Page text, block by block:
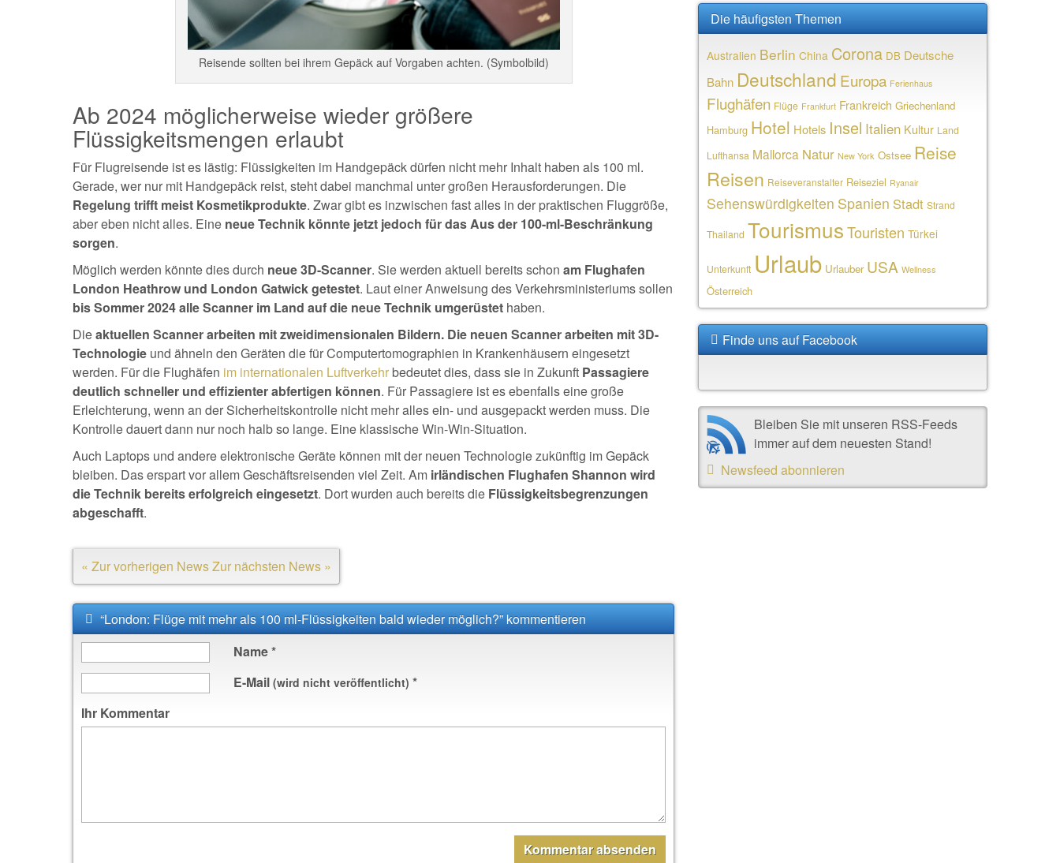
Reisende sollten bei ihrem Gepäck auf Vorgaben achten. (Symbolbild)
Ab 2024 möglicherweise wieder größere
Flüssigkeitsmengen erlaubt
Für Flugreisende ist es lästig: Flüssigkeiten im Handgepäck dürfen nicht mehr Inhalt haben als 100 ml.
Gerade, wer nur mit Handgepäck reist, steht dabei manchmal unter großen Herausforderungen. Die
Regelung trifft meist Kosmetikprodukte. Zwar gibt es inzwischen fast alles in der praktischen Fluggröße,
aber eben nicht alles. Eine neue Technik könnte jetzt jedoch für das Aus der 100-ml-Beschränkung
sorgen.
Möglich werden könnte dies durch neue 3D-Scanner. Sie werden aktuell bereits schon am Flughafen
London Heathrow und London Gatwick getestet. Laut einer Anweisung des Verkehrsministeriums sollen
bis Sommer 2024 alle Scanner im Land auf die neue Technik umgerüstet haben.
Dieaktuellen Scanner arbeiten mit zweidimensionalen Bildern. Die neuen Scanner arbeiten mit 3D-
Technologie und ähneln den Geräten die für Computertomographien in Krankenhäusern eingesetzt
werden. Für die Flughäfen im internationalen Luftverkehrbedeutet dies, dass sie in Zukunft Passagiere
deutlich schneller und effizienter abfertigen können. Für Passagiere ist es ebenfalls eine große
Erleichterung, wenn an der Sicherheitskontrolle nicht mehr alles ein- und ausgepackt werden muss. Die
Kontrolle dauert dann nur noch halb so lange. Eine klassische Win-Win-Situation.
Auch Laptops und andere elektronische Geräte können mit der neuen Technologie zukünftig im Gepäck
bleiben. Das erspart vor allem Geschäftsreisenden viel Zeit. Am irländischen Flughafen Shannon wird
die Technik bereits erfolgreich eingesetzt. Dort wurden auch bereits die Flüssigkeitsbegrenzungen
abgeschafft.
« Zur vorherigen NewsZur nächsten News »
“London: Flüge mit mehr als 100 ml-Flüssigkeiten bald wieder möglich?” kommentieren
Name*
E-Mail (wird nicht veröffentlicht) *
Ihr Kommentar
Die häufigsten Themen
Australien Berlin China Corona DB Deutsche
Bahn Deutschland Europa Ferienhaus
Flughäfen Flüge Frankfurt Frankreich Griechenland
Hamburg Hotel Hotels Insel Italien Kultur Land
Lufthansa Mallorca Natur New York Ostsee Reise
Reisen Reiseveranstalter Reiseziel Ryanair
Sehenswürdigkeiten Spanien Stadt Strand
Thailand Tourismus Touristen Türkei
Unterkunft Urlaub Urlauber USA Wellness
Österreich
Finde uns auf Facebook
Bleiben Sie mit unseren RSS-Feeds
immer auf dem neuesten Stand!
Newsfeed abonnieren